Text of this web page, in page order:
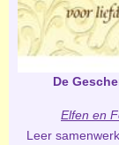
De
Elfen en
Leer